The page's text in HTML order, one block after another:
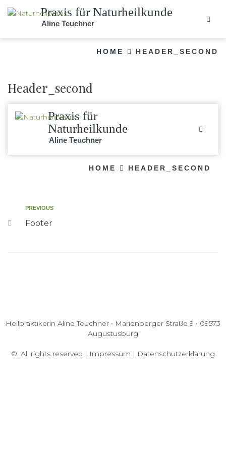
Praxis für Naturheilkunde
Aline Teuchner
HOME HEADER_SECOND
Header_second
Praxis für
Naturheilkunde
Aline Teuchner
HOME HEADER_SECOND
PREVIOUS
Footer
Heilpraktikerin Aline Teuchner • Marienberger Straße 9 • 09573
Augustusburg
©. All rights reserved | Impressum | Datenschutzerklärung